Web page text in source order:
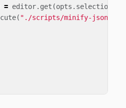
= editor. get (opts . selection
( "./scripts/minify-json.sh"